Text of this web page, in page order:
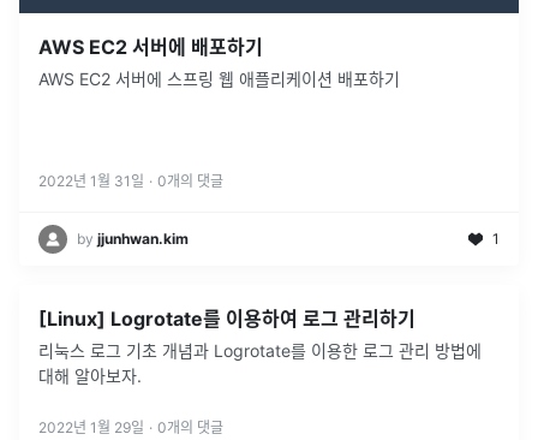
AWS EC2 서버에 배포하기
AWS EC2 서버에 스프링 웹 애플리케이션 배포하기
2022년 1월 31일 · 0개의 댓글
by jjunhwan.kim 1
[Linux] Logrotate를 이용하여 로그 관리하기
리눅스 로그 기초 개념과 Logrotate를 이용한 로그 관리 방법에
대해 알아보자.
2022년 1월 29일 · 0개의 댓글